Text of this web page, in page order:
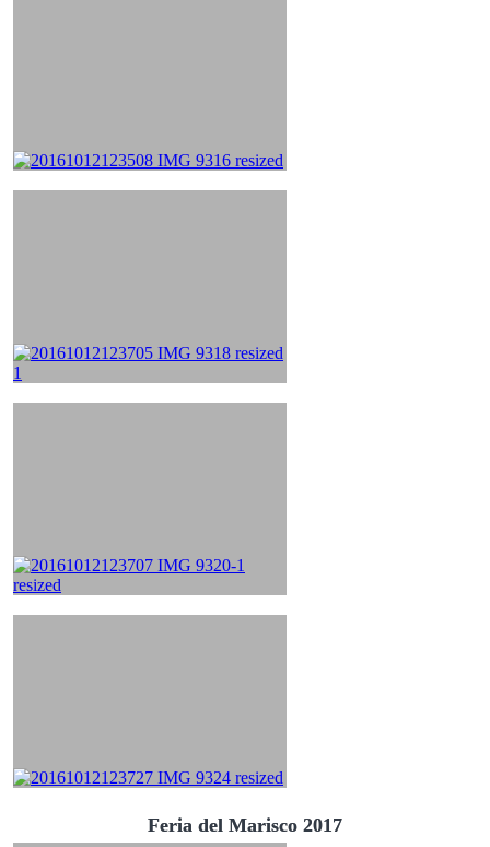
Feria del Marisco 2017